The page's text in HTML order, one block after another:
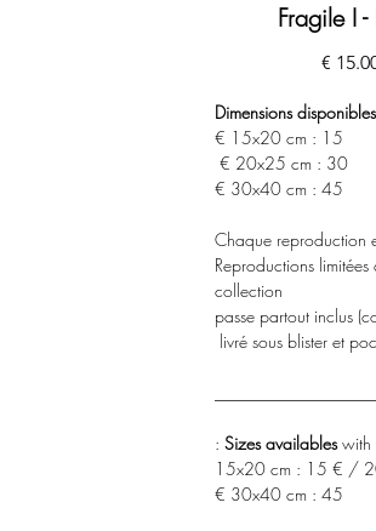
Fragile I
מחיר
15x20 cm : 15 €
20x25 cm : 30 €
30x40 cm : 45 €
* Reproductions
collection
with
15x20 cm : 15 € /
30x40 cm : 45 €